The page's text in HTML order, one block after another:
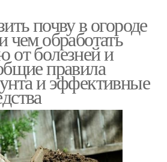
почву в огороде
чем обработать
от болезней и
правила
и эффективные